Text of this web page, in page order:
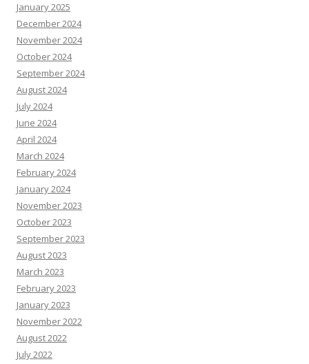
January 2025
December 2024
November 2024
October 2024
September 2024
August 2024
July 2024
June 2024
April 2024
March 2024
February 2024
January 2024
November 2023
October 2023
September 2023
August 2023
March 2023
February 2023
January 2023
November 2022
August 2022
July 2022